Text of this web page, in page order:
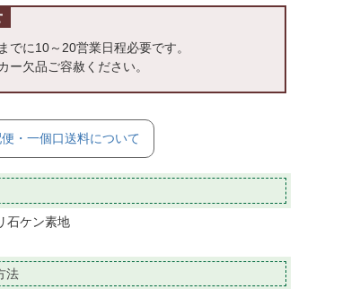
でに10～20営業日程必要です。
ー欠品ご容赦ください。
・一個口送料について
石ケン素地
法